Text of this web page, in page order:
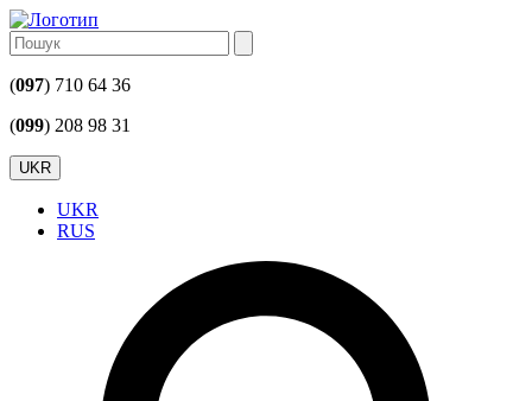
(097) 710 64 36
(099) 208 98 31
UKR
UKR
RUS